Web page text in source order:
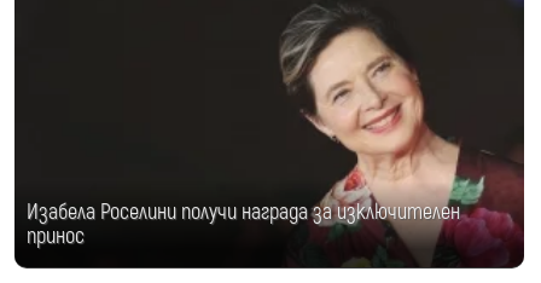
Изабела Роселини получи награда за изключителен
принос